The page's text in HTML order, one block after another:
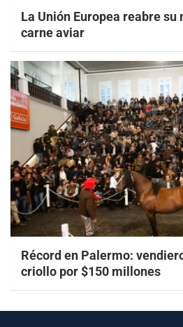
La Unión Europea reabre su
carne aviar
Récord en Palermo:
criollo por $150 millones